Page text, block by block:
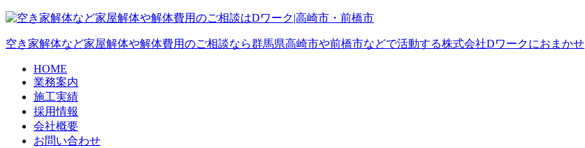
空き家解体など家屋解体や解体費用のご相談なら群馬県高崎市や前橋市などで活動する株式会社Dワークにおまかせ
HOME
業務案内
施工実績
採用情報
会社概要
お問い合わせ